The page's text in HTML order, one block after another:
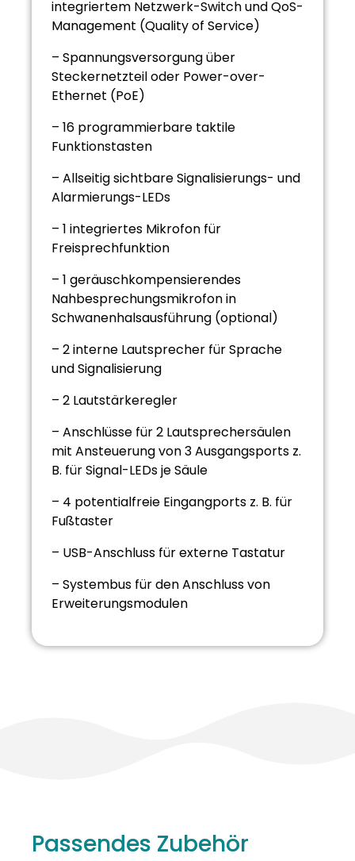
integriertem Netzwerk-Switch und QoS-
Management (Quality of Service)
– Spannungsversorgung über
Steckernetzteil oder Power-over-
Ethernet (PoE)
– 16 programmierbare taktile
Funktionstasten
– Allseitig sichtbare Signalisierungs- und
Alarmierungs-LEDs
– 1 integriertes Mikrofon für
Freisprechfunktion
– 1 geräuschkompensierendes
Nahbesprechungsmikrofon in
Schwanenhalsausführung (optional)
– 2 interne Lautsprecher für Sprache
und Signalisierung
– 2 Lautstärkeregler
– Anschlüsse für 2 Lautsprechersäulen
mit Ansteuerung von 3 Ausgangsports z.
B. für Signal-LEDs je Säule
– 4 potentialfreie Eingangports z. B. für
Fußtaster
– USB-Anschluss für externe Tastatur
– Systembus für den Anschluss von
Erweiterungsmodulen
Passendes Zubehör